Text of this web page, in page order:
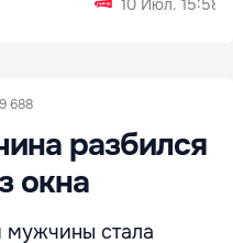
10 Июл. 15:58
9 688
разбился
окна
мужчины стала